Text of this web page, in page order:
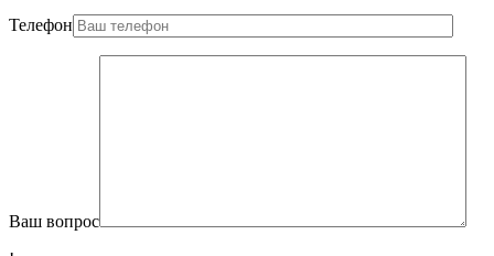
Телефон
Ваш вопрос